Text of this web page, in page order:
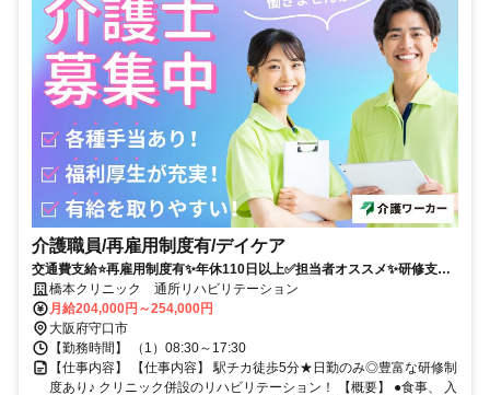
介護職員/再雇用制度有/デイケア
交通費支給⭐️再雇用制度有✨年休110日以上✅️担当者オススメ✨研修支援
有⭕️経験者優遇✨高額求人
橋本クリニック 通所リハビリテーション
月給204,000円～254,000円
大阪府守口市
【勤務時間】 （1）08:30～17:30
【仕事内容】 【仕事内容】 駅チカ徒歩5分★日勤のみ◎豊富な研修制
度あり♪ クリニック併設のリハビリテーション！ 【概要】 ●食事、 入